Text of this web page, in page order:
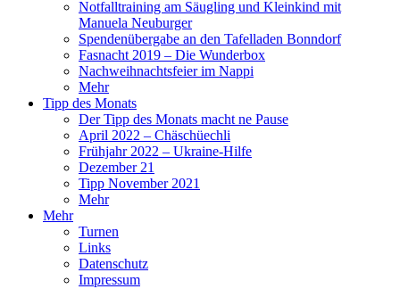
Notfalltraining am Säugling und Kleinkind mit
Manuela Neuburger
Spendenübergabe an den Tafelladen Bonndorf
Fasnacht 2019 – Die Wunderbox
Nachweihnachtsfeier im Nappi
Mehr
Tipp des Monats
Der Tipp des Monats macht ne Pause
April 2022 – Chäschüechli
Frühjahr 2022 – Ukraine-Hilfe
Dezember 21
Tipp November 2021
Mehr
Mehr
Turnen
Links
Datenschutz
Impressum